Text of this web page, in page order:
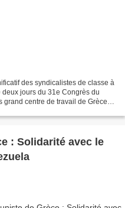
des syndicalistes de classe à
jours du 31e Congrès du
centre de travail de Grèce,
: Solidarité avec le